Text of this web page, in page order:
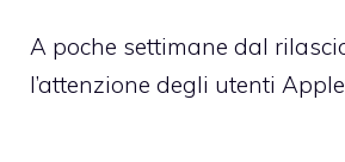
A poche settimane dal
l’attenzione degli utenti